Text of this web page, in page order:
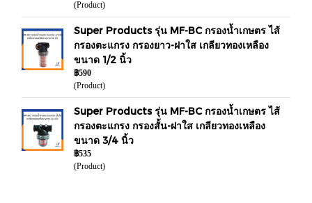
(Product)
Super Products รุ่น MF-BC กรองน้ำเกษตร ไส้
กรองตะแกรง กรองยาว-ฝาใส เกลียวทองเหลือง
ขนาด 1/2 นิ้ว
฿590
(Product)
Super Products รุ่น MF-BC กรองน้ำเกษตร ไส้
กรองตะแกรง กรองสั้น-ฝาใส เกลียวทองเหลือง
ขนาด 3/4 นิ้ว
฿535
(Product)